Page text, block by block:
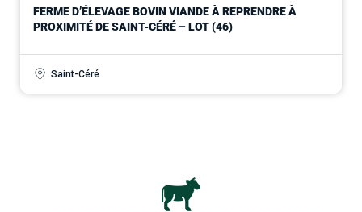
FERME D’ÉLEVAGE BOVIN VIANDE À REPRENDRE À
PROXIMITÉ DE SAINT-CÉRÉ – LOT (46)
Saint-Céré